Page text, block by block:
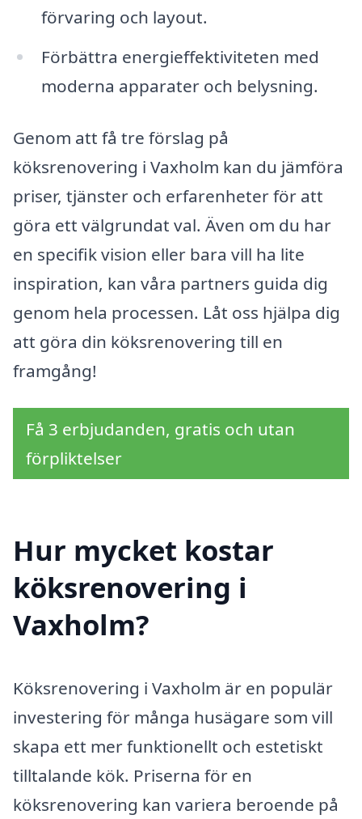
förvaring och layout.
Förbättra energieffektiviteten med
moderna apparater och belysning.
Genom att få tre förslag på
köksrenovering i Vaxholm kan du jämföra
priser, tjänster och erfarenheter för att
göra ett välgrundat val. Även om du har
en specifik vision eller bara vill ha lite
inspiration, kan våra partners guida dig
genom hela processen. Låt oss hjälpa dig
att göra din köksrenovering till en
framgång!
Få 3 erbjudanden, gratis och utan
förpliktelser
Hur mycket kostar
köksrenovering i
Vaxholm?
Köksrenovering i Vaxholm är en populär
investering för många husägare som vill
skapa ett mer funktionellt och estetiskt
tilltalande kök. Priserna för en
köksrenovering kan variera beroende på